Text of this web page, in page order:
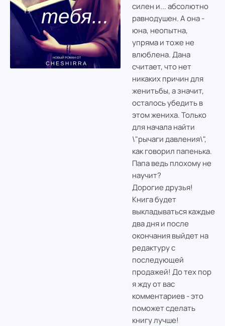
силен и... абсолютно
равнодушен. А она -
юна, неопытна,
упряма и тоже не
влюблена. Дана
считает, что нет
никаких причин для
женитьбы, а значит,
осталось убедить в
этом жениха. Только
для начала найти
\"рычаги давления\",
как говорил папенька.
Папа ведь плохому не
научит?
Дорогие друзья!
Книга будет
выкладываться каждые
два дня и после
окончания выйдет на
редактуру с
последующей
продажей! До тех пор
я жду от вас
комментариев - это
поможет сделать
книгу лучше!